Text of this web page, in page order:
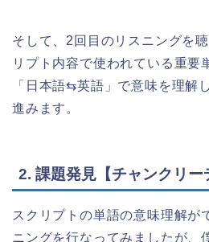
そして、2回目のリスニングを
リプト内容で使われている重要
「日本語⇆英語」で意味を理解
進みます。
2. 課題発見【チャンクリー
スクリプトの単語の意味理解が
ニングを行なってみましたが、